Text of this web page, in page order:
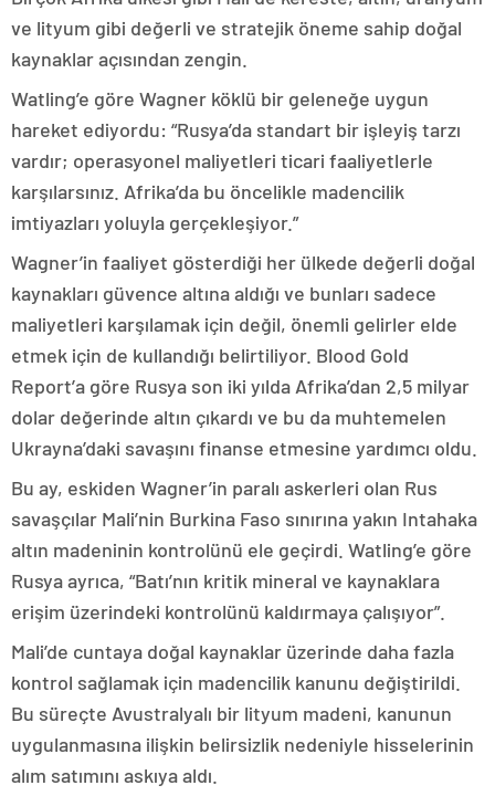
ve lityum gibi değerli ve stratejik öneme sahip doğal
kaynaklar açısından zengin.
Watling’e göre Wagner köklü bir geleneğe uygun
hareket ediyordu: “Rusya’da standart bir işleyiş tarzı
vardır; operasyonel maliyetleri ticari faaliyetlerle
karşılarsınız. Afrika’da bu öncelikle madencilik
imtiyazları yoluyla gerçekleşiyor.”
Wagner’in faaliyet gösterdiği her ülkede değerli doğal
kaynakları güvence altına aldığı ve bunları sadece
maliyetleri karşılamak için değil, önemli gelirler elde
etmek için de kullandığı belirtiliyor. Blood Gold
Report’a göre Rusya son iki yılda Afrika’dan 2,5 milyar
dolar değerinde altın çıkardı ve bu da muhtemelen
Ukrayna’daki savaşını finanse etmesine yardımcı oldu.
Bu ay, eskiden Wagner’in paralı askerleri olan Rus
savaşçılar Mali’nin Burkina Faso sınırına yakın Intahaka
altın madeninin kontrolünü ele geçirdi. Watling’e göre
Rusya ayrıca, “Batı’nın kritik mineral ve kaynaklara
erişim üzerindeki kontrolünü kaldırmaya çalışıyor”.
Mali’de cuntaya doğal kaynaklar üzerinde daha fazla
kontrol sağlamak için madencilik kanunu değiştirildi.
Bu süreçte Avustralyalı bir lityum madeni, kanunun
uygulanmasına ilişkin belirsizlik nedeniyle hisselerinin
alım satımını askıya aldı.